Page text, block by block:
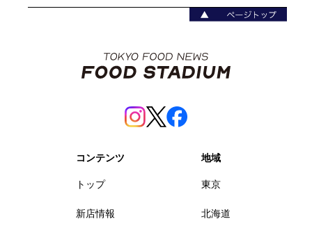
コンテンツ
トップ
新店情報
地域
東京
北海道